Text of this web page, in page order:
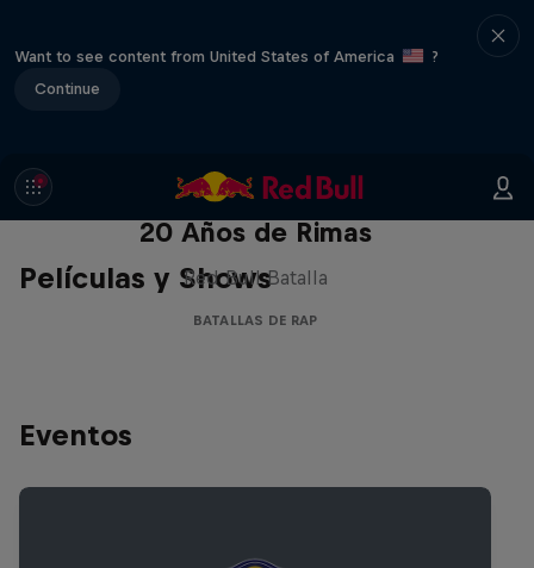
Want to see content from United States of America
?
Continue
Películas y Shows
Red Bull Batalla Nueva Historia:
20 Años de Rimas
Red Bull Batalla
BATALLAS DE RAP
Eventos